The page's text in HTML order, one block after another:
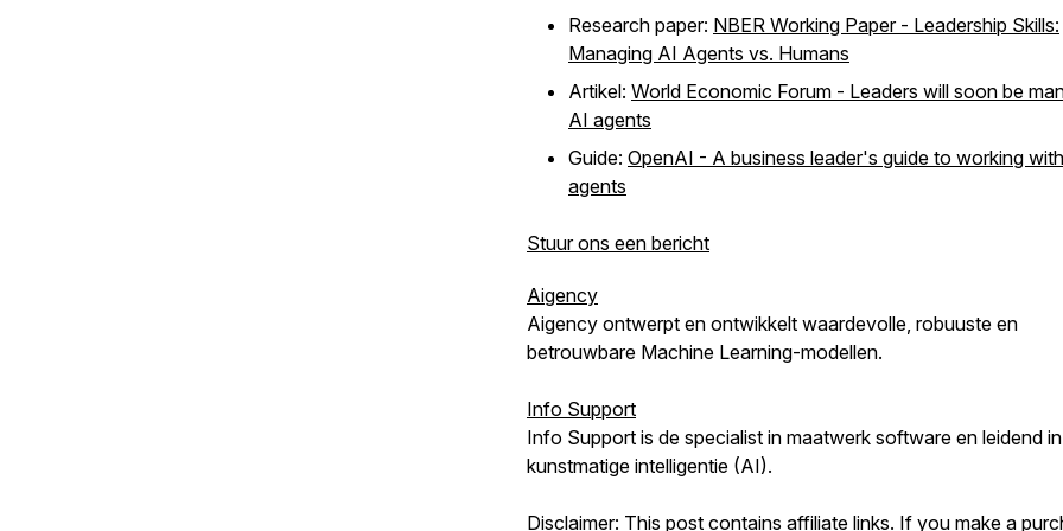
Research paper: NBER Working Paper - Leadership Skills:
Managing AI Agents vs. Humans
Artikel: World Economic Forum - Leaders will soon be
AI agents
Guide: OpenAI - A business leader's guide to working with
agents
Stuur ons een bericht
Aigency
Aigency ontwerpt en ontwikkelt waardevolle, robuuste en
betrouwbare Machine Learning-modellen.
Info Support
Info Support is de specialist in maatwerk software en leidend in
kunstmatige intelligentie (AI).
Disclaimer: This post contains affiliate links. If you make a